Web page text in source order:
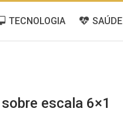
TECNOLOGIA SAÚDE
escala 6×1